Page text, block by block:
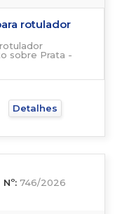
rotulador
sobre Prata -
Detalhes
Nº:746/2026